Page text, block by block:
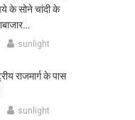
के सोने चांदी के
sunlight
राजमार्ग के पास
sunlight